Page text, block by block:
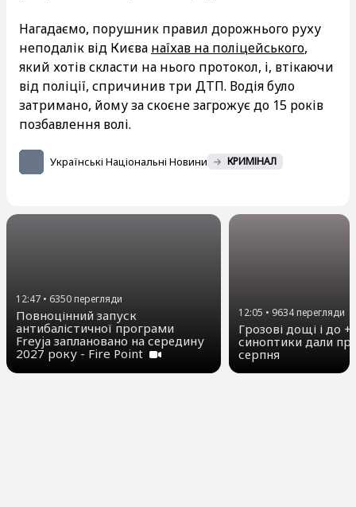
Нагадаємо, порушник правил дорожнього руху
неподалік від Києва наїхав на поліцейського,
який хотів скласти на нього протокол, і, втікаючи
від поліції, спричинив три ДТП. Водія було
затримано, йому за скоєне загрожує до 15 років
позбавлення волі.
Українські Національні Новини КРИМІНАЛ
12:47 • 6350перегляди
Повноцінний запуск
антибалістичної програми
Freyja заплановано на середину
2027 року - Fire Point
12:05 • 9634перегляди
Грозові дощі і до
синоптики дали
серпня